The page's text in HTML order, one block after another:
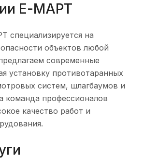
Е-МАРТ
специализируется на
объектов любой
современные
установку противотаранных
систем, шлагбаумов и
команда профессионалов
качество работ и